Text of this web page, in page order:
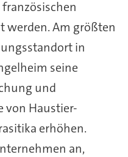
werden. Am größten
in
seine
und
von Haustier-
erhöhen.
an,